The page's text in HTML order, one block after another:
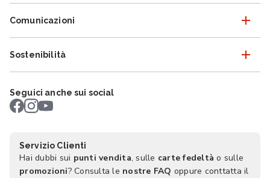
Comunicazioni
Sostenibilità
Seguici anche sui social
Servizio Clienti
Hai dubbi sui punti vendita, sulle carte fedeltà o sulle
promozioni? Consulta le nostre FAQ oppure conttatta il